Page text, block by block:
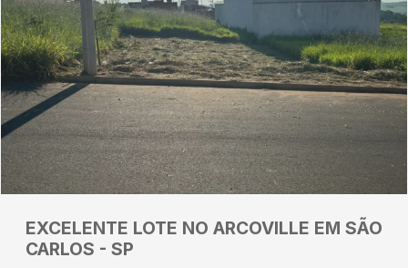
EXCELENTE LOTE NO ARCOVILLE EM SÃO
CARLOS - SP